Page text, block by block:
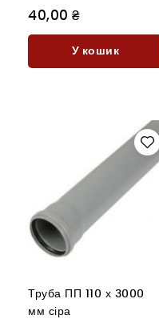
40,00 ₴
У кошик
Труба ПП 110 х 3000
мм сіра